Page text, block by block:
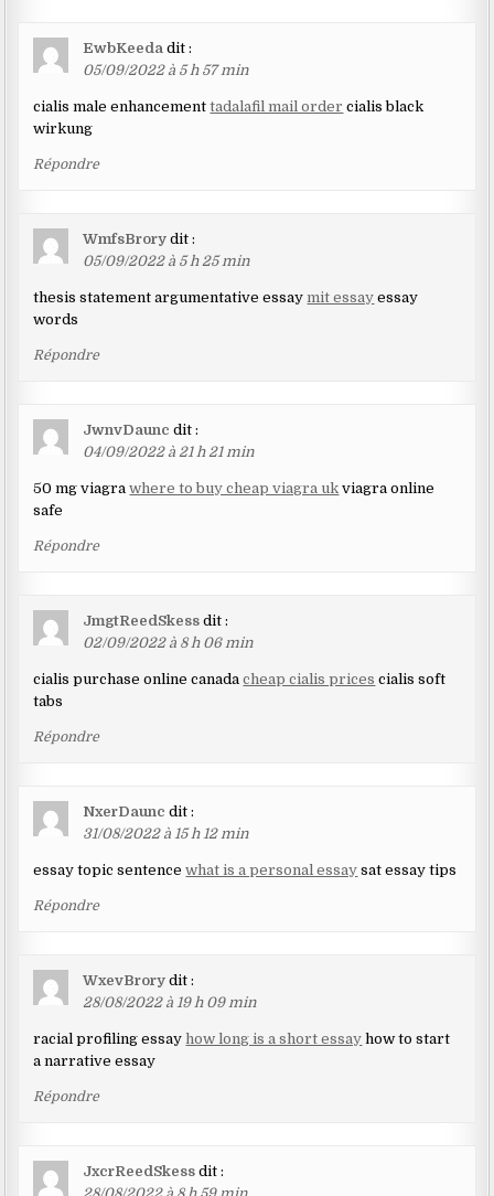
EwbKeeda dit :
05/09/2022 à 5 h 57 min
cialis male enhancementtadalafil mail order cialis black
wirkung
Répondre
WmfsBrory dit :
05/09/2022 à 5 h 25 min
thesis statement argumentative essay mit essay essay
words
Répondre
JwnvDaunc dit :
04/09/2022 à 21 h 21 min
50 mg viagrawhere to buy cheap viagra uk viagra online
safe
Répondre
JmgtReedSkess dit :
02/09/2022 à 8 h 06 min
cialis purchase online canadacheap cialis prices cialis soft
tabs
Répondre
NxerDaunc dit :
31/08/2022 à 15 h 12 min
essay topic sentencewhat is a personal essay sat essay tips
Répondre
WxevBrory dit :
28/08/2022 à 19 h 09 min
racial profiling essay how long is a short essay how to start
a narrative essay
Répondre
JxcrReedSkess dit :